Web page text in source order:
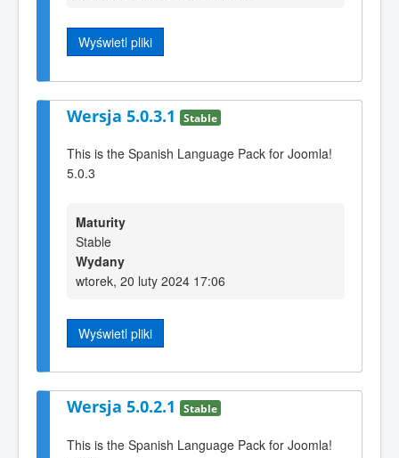
Wyświetl pliki
Wersja 5.0.3.1 Stable
This is the Spanish Language Pack for Joomla!
5.0.3
Maturity
Stable
Wydany
wtorek, 20 luty 2024 17:06
Wyświetl pliki
Wersja 5.0.2.1 Stable
This is the Spanish Language Pack for Joomla!